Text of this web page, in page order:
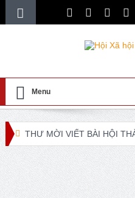
Menu
THƯ MỜI VIẾT BÀI HỘI
đình Châu Á trong bối cảnh